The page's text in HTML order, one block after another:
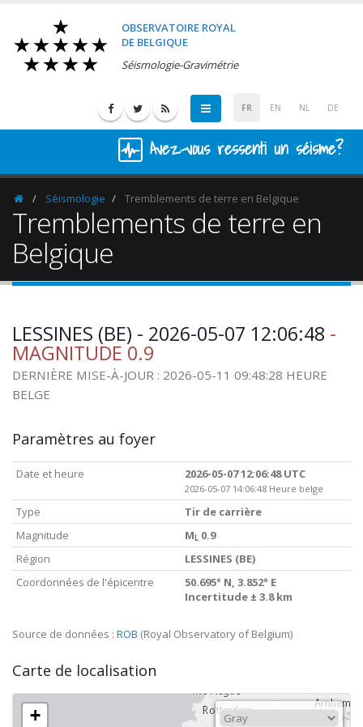
OBSERVATOIRE ROYAL
DE BELGIQUE
Séismologie-Gravimétrie
FR EN NL DE
Avez-vous ressenti un séisme?
HomepageSéismologie Tremblements de terre en Belgique
Tremblements de terre en
Belgique
LESSINES (BE) - 2026-05-07 12:06:48 -
MAGNITUDE 0.9
DERNIÈRE MISE-À-JOUR : 2026-05-11 09:48:28 HEURE
BELGE
Paramètres au foyer
Date et heure 2026-05-07 12:06:48 UTC
2026-05-07 14:06:48 Heure belge
Type
Tir de carrière
Magnitude
M L 0.9
Région
LESSINES (BE)
Coordonnées de l'épicentre
50.695° N, 3.852° E
Incertitude ± 3.8 km
Source de données : ROB (Royal Observatory of Belgium)
Carte de localisation
+